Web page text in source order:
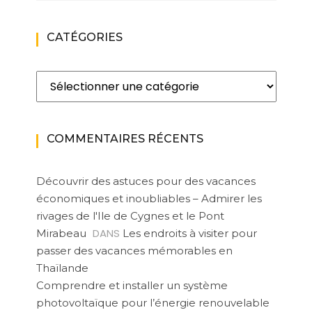
CATÉGORIES
Catégories
COMMENTAIRES RÉCENTS
Découvrir des astuces pour des vacances
économiques et inoubliables – Admirer les
rivages de l'Ile de Cygnes et le Pont
Mirabeau DANS Les endroits à visiter pour
passer des vacances mémorables en
Thaïlande
Comprendre et installer un système
photovoltaïque pour l’énergie renouvelable